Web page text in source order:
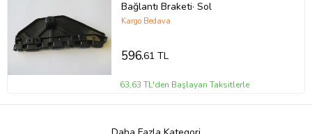
Bağlantı Braketi· Sol
Kargo Bedava
596,61 TL
63,63 TL'den Başlayan Taksitlerle